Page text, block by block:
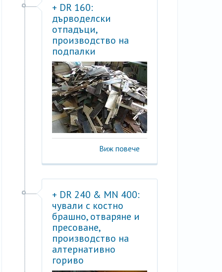
+ DR 160:
дърводелски
отпадъци,
производство на
подпалки
Виж повече
+ DR 240 & MN 400:
чували с костно
брашно, отваряне и
пресоване,
производство на
алтернативно
гориво